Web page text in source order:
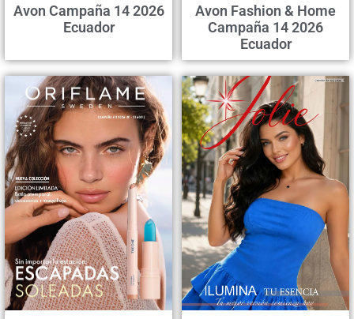
Avon Campaña 14 2026
Ecuador
Avon Fashion & Home
Campaña 14 2026
Ecuador